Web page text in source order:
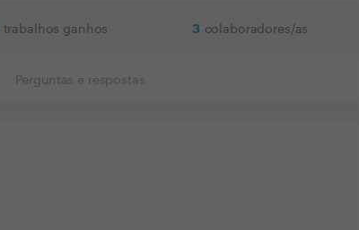
trabalhos ganhos 3 colaboradores/as
Perguntas e respostas